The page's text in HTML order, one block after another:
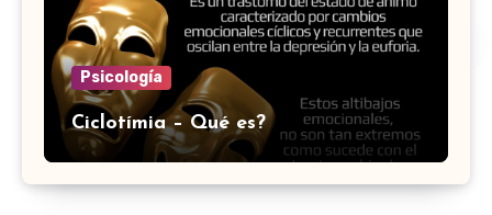
Psicología
Ciclotímia – Qué es?